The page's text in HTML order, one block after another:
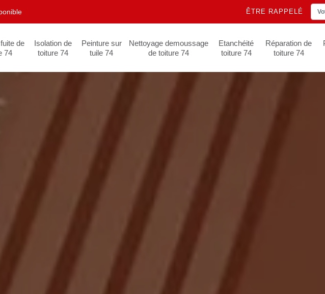
ÊTRE RAPPELÉ
de
74
Isolation de
toiture 74
Peinture sur
tuile 74
Nettoyage demoussage
de toiture 74
Etanchéité
toiture 74
Réparation de
toiture 74